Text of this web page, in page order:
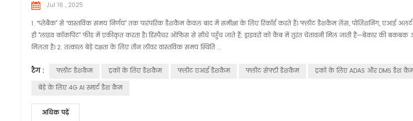
Jul 16 , 2025
1. “प्लेबैक” से “वास्तविक समय निर्णय” तक पारंपरिक डैशकैम केवल बाद में समीक्षा के लिए रिकॉर्ड करते हैं। फ्लीट डैशकैम लेंस, पोज़िशनिंग, एआई
ही "लाइव कॉकपिट" फ़ीड में एकीकृत करता है। डिस्पैचर ऑफ़िस से सीधे पहुँच जाते हैं; ड्राइवरों को कैब में तुरंत चेतावनी मिल जाती है—बेकार की
मिलता है। 2. तत्काल बेड़े दक्षता के लिए तीन लीवर वास्तविक समय स्थिति ...
टैग : फ्लीट डैशकैम ट्रकों के लिए डैशकैम फ्लीट एआई डैशकैम फ्लीट सेफ्टी डैशकैम
ट्रकों के लिए ADAS और DMS डैश
बेड़े के लिए 4G AI स्मार्ट डैश कैम
अधिक पढ़ें